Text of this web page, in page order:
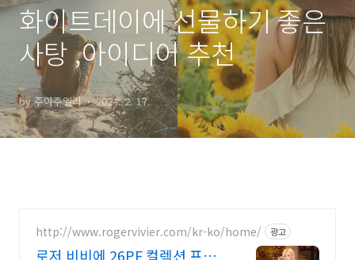
화이트데이에 선물하기 좋은
사탕 ,아이디어 추천
by 주아주엘리 2024. 2. 17.
http://www.rogervivier.com/kr-ko/home/ 광고
로저 비비에 26PF 컬렉션 프렌